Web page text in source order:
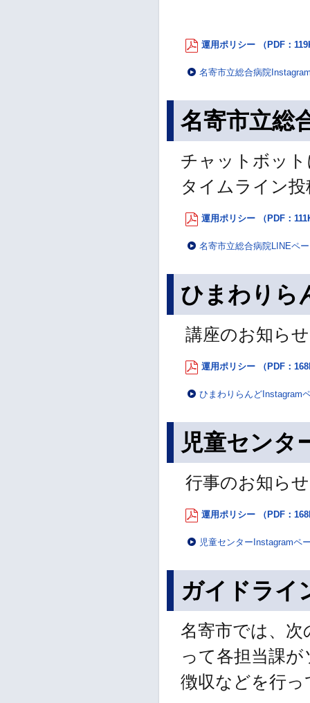
運用ポリシー （PDF：
名寄市立総合病院
名寄市立総
チャットボッ
タイムライン
運用ポリシー （PDF：
名寄市立総合病院LINEペ
ひまわりら
講座のお知ら
運用ポリシー （PDF：
ひまわりらんどInstagram
児童センタ
行事のお知ら
運用ポリシー （PDF：
児童センターInstagramペ
ガイドライ
名寄市では、
って各担当課
徴収などを行